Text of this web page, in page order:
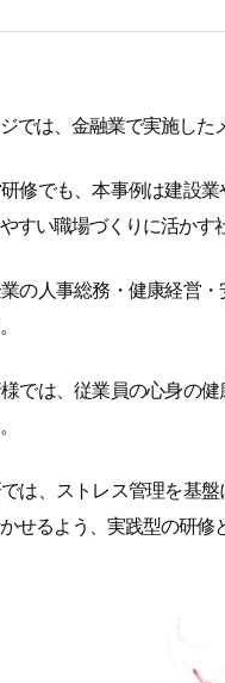
では、金融業で実施した
修でも、本事例は建設
すい職場づくりに活かす
の人事総務・健康経営
では、従業員の心身の
は、ストレス管理を基
せるよう、実践型の研修